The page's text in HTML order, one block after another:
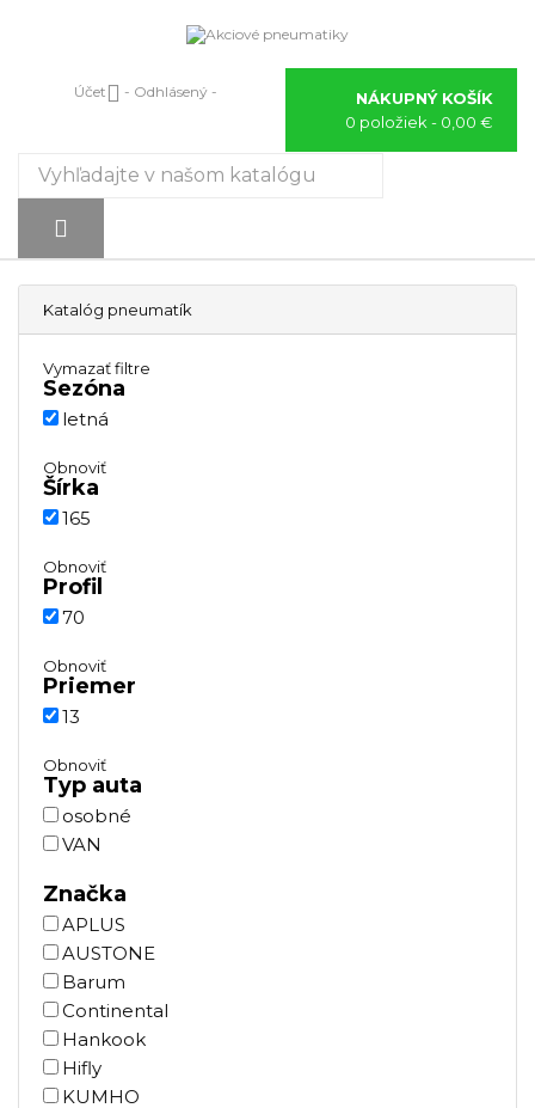
Účet  - Odhlásený -
NÁKUPNÝ KOŠÍK
0 položiek - 0,00 €
Prepnúť
navigáciu
☰

Katalóg pneumatík
Vymazať filtre
Sezóna
letná
Obnoviť
Šírka
165
Obnoviť
Profil
70
Obnoviť
Priemer
13
Obnoviť
Typ auta
osobné
VAN
Značka
APLUS
AUSTONE
Barum
Continental
Hankook
Hifly
KUMHO